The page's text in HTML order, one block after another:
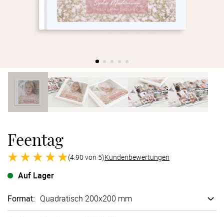
Feentag
(4.90 von 5)Kundenbewertungen
Auf Lager
Format: Quadratisch 200x200 mm